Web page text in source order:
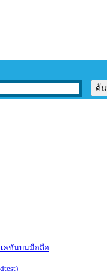
คชันบนมือถือ